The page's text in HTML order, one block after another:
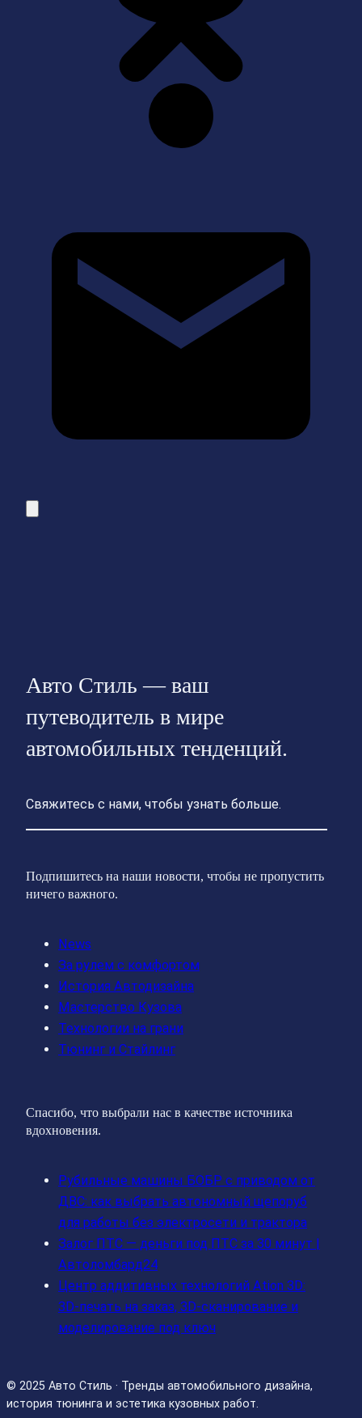
Авто Стиль — ваш
путеводитель в мире
автомобильных тенденций.
Свяжитесь с нами, чтобы узнать больше.
Подпишитесь на наши новости, чтобы не пропустить
ничего важного.
News
За рулем с комфортом
История Автодизайна
Мастерство Кузова
Технологии на грани
Тюнинг и Стайлинг
Спасибо, что выбрали нас в качестве источника
вдохновения.
Рубильные машины БОБР с приводом от
ДВС: как выбрать автономный щепоруб
для работы без электросети и трактора
Залог ПТС — деньги под ПТС за 30 минут |
Автоломбард24
Центр аддитивных технологий Ation 3D:
3D-печать на заказ, 3D-сканирование и
моделирование под ключ
© 2025 Авто Стиль · Тренды автомобильного дизайна,
история тюнинга и эстетика кузовных работ.